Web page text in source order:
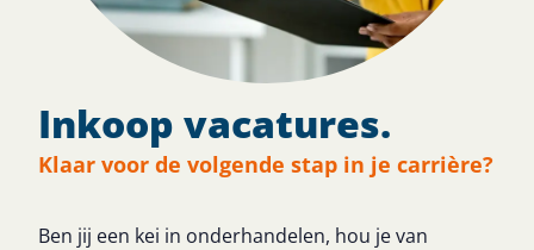
Inkoop vacatures.
Klaar voor de volgende stap in je carrière?
Ben jij een kei in onderhandelen, hou je van